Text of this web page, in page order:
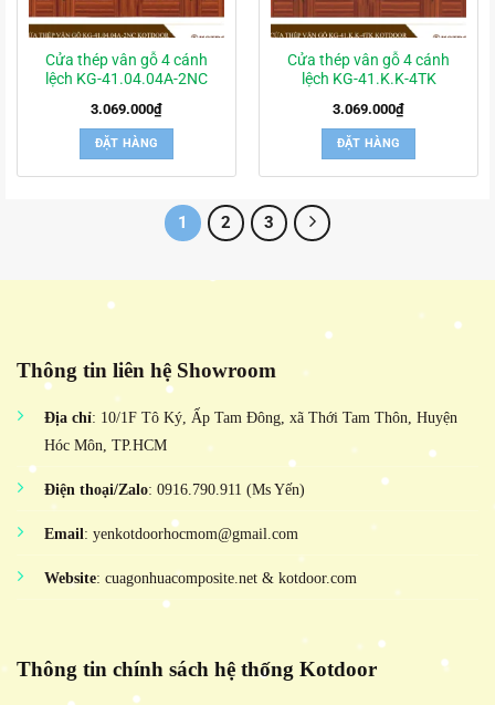
Cửa thép vân gỗ 4 cánh
lệch KG-41.04.04A-2NC
3.069.000₫
ĐẶT HÀNG
Cửa thép vân gỗ 4 cánh
lệch KG-41.K.K-4TK
3.069.000₫
ĐẶT HÀNG
1 2 3
Thông tin liên hệ Showroom
Địa chỉ: 10/1F Tô Ký, Ấp Tam Đông, xã Thới Tam Thôn, Huyện
Hóc Môn, TP.HCM
Điện thoại/Zalo: 0916.790.911 (Ms Yến)
Email: yenkotdoorhocmom@gmail.com
Website: cuagonhuacomposite.net & kotdoor.com
Thông tin chính sách hệ thống Kotdoor